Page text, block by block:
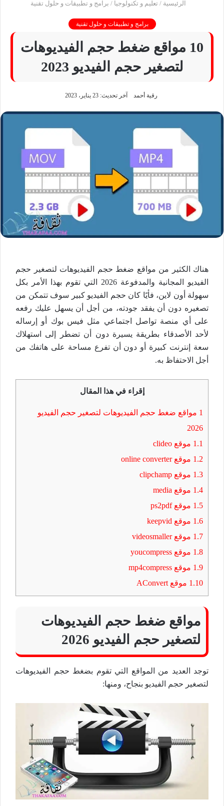
الرئيسية / تعليم و تكنولوجيا / برامج و تطبيقات و حلول تقنية
برامج و تطبيقات و حلول تقنية
10 مواقع ضغط حجم الفيديوهات
لتصغير حجم الفيديو 2023
رقية أحمد آخر تحديث: 23 يناير، 2023
هناك الكثير من مواقع ضغط حجم الفيديوهات لتصغير حجم
الفيديو المجانية والمدفوعة 2026 التي تقوم بهذا الأمر بكل
سهولة أون لاين، فأيًا كان حجم الفيديو كبير سوف تتمكن من
تصغيره دون أن يفقد جودته، من أجل أن يسهل عليك رفعه
على أي منصة تواصل اجتماعي مثل فيس بوك أو إرساله
لأحد الأصدقاء بطريقة يسيرة دون أن تضطر إلى استهلاك
سعة إنترنت كبيرة أو دون أن تفرع مساحة على هاتفك من
أجل الاحتفاظ به.
إقراء في هذا المقال
1 مواقع ضغط حجم الفيديوهات لتصغير حجم الفيديو
2026
1.1 موقع clideo
1.2 موقع online converter
1.3 موقع clipchamp
1.4 موقع media
1.5 موقع ps2pdf
1.6 موقع keepvid
1.7 موقع videosmaller
1.8 موقع youcompress
1.9 موقع mp4compress
1.10 موقع AConvert
مواقع ضغط حجم الفيديوهات
لتصغير حجم الفيديو 2026
توجد العديد من المواقع التي تقوم بضغط حجم الفيديوهات
لتصغير حجم الفيديو بنجاح، ومنها: